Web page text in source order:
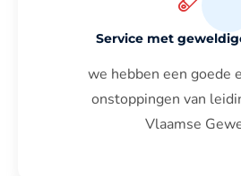
Service met
we hebben een goede
onstoppingen van
Vlaamse